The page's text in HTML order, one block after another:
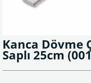
Kanca Dövme
Saplı 25cm